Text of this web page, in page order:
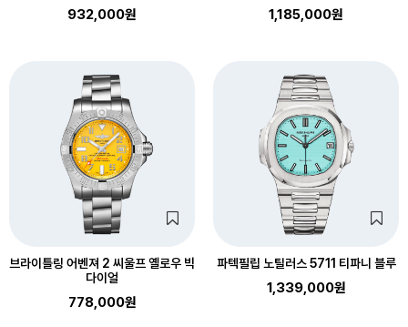
932,000원 1,185,000원
브라이틀링 어벤져 2 씨울프 옐로우 빅
다이얼
778,000원
파텍필립 노틸러스 5711 티파니 블루
1,339,000원